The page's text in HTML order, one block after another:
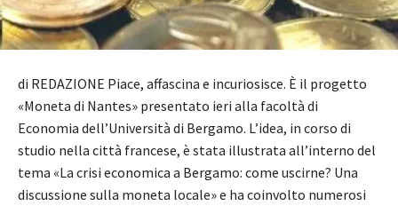
di REDAZIONE Piace, affascina e incuriosisce. È il progetto
«Moneta di Nantes» presentato ieri alla facoltà di
Economia dell’Università di Bergamo. L’idea, in corso di
studio nella città francese, è stata illustrata all’interno del
tema «La crisi economica a Bergamo: come uscirne? Una
discussione sulla moneta locale» e ha coinvolto numerosi